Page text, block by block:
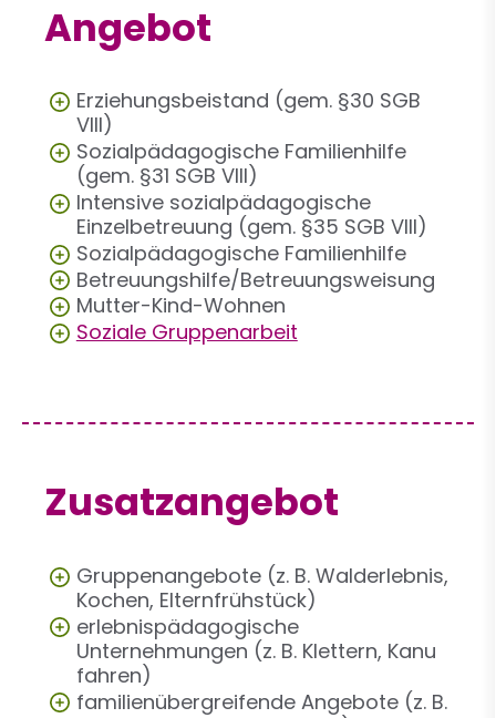
Angebot
Erziehungsbeistand (gem. §30 SGB
VIII)
Sozialpädagogische Familienhilfe
(gem. §31 SGB VIII)
Intensive sozialpädagogische
Einzelbetreuung (gem. §35 SGB VIII)
Sozialpädagogische Familienhilfe
Betreuungshilfe/Betreuungsweisung
Mutter-Kind-Wohnen
Soziale Gruppenarbeit
Zusatzangebot
Gruppenangebote (z. B. Walderlebnis,
Kochen, Elternfrühstück)
erlebnispädagogische
Unternehmungen (z. B. Klettern, Kanu
fahren)
familienübergreifende Angebote (z. B.